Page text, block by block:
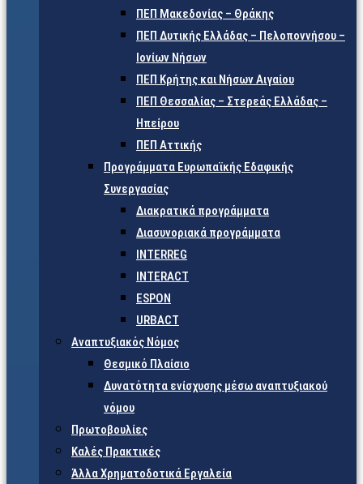
ΠΕΠ Μακεδονίας – Θράκης
ΠΕΠ Δυτικής Ελλάδας – Πελοποννήσου –
Ιονίων Νήσων
ΠΕΠ Κρήτης και Νήσων Αιγαίου
ΠΕΠ Θεσσαλίας – Στερεάς Ελλάδας –
Ηπείρου
ΠΕΠ Αττικής
Προγράμματα Ευρωπαϊκής Εδαφικής
Συνεργασίας
Διακρατικά προγράμματα
Διασυνοριακά προγράμματα
INTERREG
INTERACT
ESPON
URBACT
Αναπτυξιακός Νόμος
Θεσμικό Πλαίσιο
Δυνατότητα ενίσχυσης μέσω αναπτυξιακού
νόμου
Πρωτοβουλίες
Καλές Πρακτικές
Άλλα Χρηματοδοτικά Εργαλεία